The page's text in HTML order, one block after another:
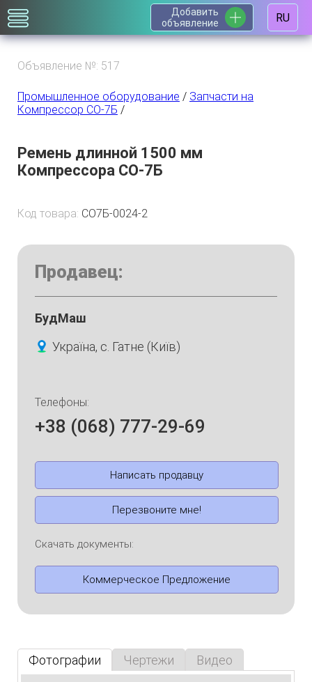
Добавить
объявление
RU
Объявление №: 517
Промышленное оборудование / Запчасти на
Компрессор СО-7Б /
Ремень длинной 1500 мм
Компрессора СО-7Б
Код товара: СО7Б-0024-2
Продавец:
БудМаш
Україна, с. Гатне (Київ)
Телефоны:
+38 (068) 777-29-69
Написать продавцу
Перезвоните мне!
Скачать документы:
Коммерческое Предложение
Фотографии Чертежи Видео